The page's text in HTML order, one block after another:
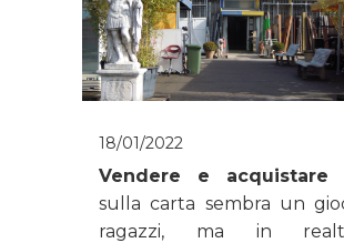
18/01/2022
Vendere e acquistare
sulla carta sembra un
ragazzi, ma in